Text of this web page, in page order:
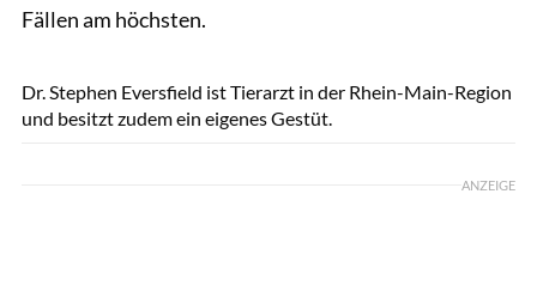
Fällen am höchsten.
Dr. Stephen Eversfield ist Tierarzt in der Rhein-Main-Region
und besitzt zudem ein eigenes Gestüt.
ANZEIGE